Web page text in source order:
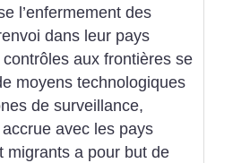
l’enfermement des
dans leur pays
aux frontières se
moyens technologiques
de surveillance,
avec les pays
migrants a pour but de